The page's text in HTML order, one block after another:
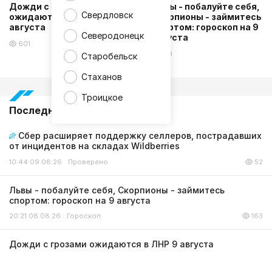
Свердловск
Северодонецк
Старобельск
Стаханов
Троицкое
Дожди с грозами
ожидаются в ЛНР 9
августа
601
Львы - побалуйте себя,
Скорпионы - займитесь
спортом: гороскоп на 9
августа
163
Последние новости
Сбер расширяет поддержку селлеров, пострадавших
от инцидентов на складах Wildberries
10:44 09.08.26 Проверено 52
Львы - побалуйте себя, Скорпионы - займитесь
спортом: гороскоп на 9 августа
20:21 08.08.26 Гороскоп 163
Дожди с грозами ожидаются в ЛНР 9 августа